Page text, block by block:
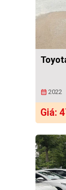
calendar_month 2022
Giá: